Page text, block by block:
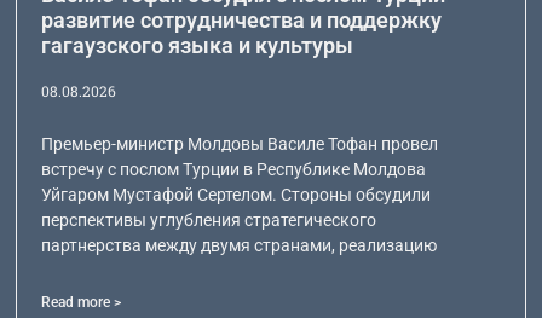
развитие сотрудничества и поддержку
гагаузского языка и культуры
08.08.2026
Премьер-министр Молдовы Василе Тофан провел
встречу с послом Турции в Республике Молдова
Уйгаром Мустафой Сертелом. Стороны обсудили
перспективы углубления стратегического
партнерства между двумя странами, реализацию
Read more >